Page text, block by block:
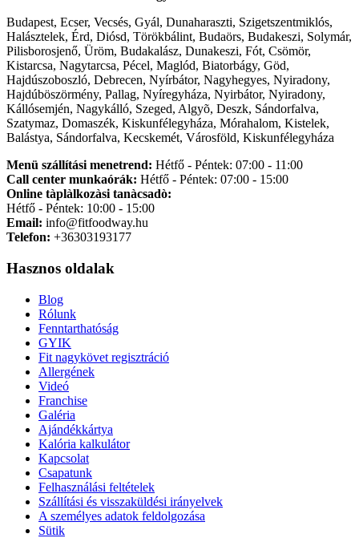
Budapest, Ecser, Vecsés, Gyál, Dunaharaszti, Szigetszentmiklós,
Halásztelek, Érd, Diósd, Törökbálint, Budaörs, Budakeszi, Solymár,
Pilisborosjenő, Üröm, Budakalász, Dunakeszi, Fót, Csömör,
Kistarcsa, Nagytarcsa, Pécel, Maglód, Biatorbágy, Göd,
Hajdúszoboszló, Debrecen, Nyírbátor, Nagyhegyes, Nyiradony,
Hajdúböszörmény, Pallag, Nyíregyháza, Nyirbátor, Nyiradony,
Kállósemjén, Nagykálló, Szeged, Algyõ, Deszk, Sándorfalva,
Szatymaz, Domaszék, Kiskunfélegyháza, Mórahalom, Kistelek,
Balástya, Sándorfalva, Kecskemét, Városföld, Kiskunfélegyháza
Menü szállítási menetrend: Hétfő - Péntek: 07:00 - 11:00
Call center munkaórák: Hétfő - Péntek: 07:00 - 15:00
Online tàplàlkozàsi tanàcsadò:
Hétfő - Péntek: 10:00 - 15:00
Email: info@fitfoodway.hu
Telefon: +36303193177
Hasznos oldalak
Blog
Rólunk
Fenntarthatóság
GYIK
Fit nagykövet regisztráció
Allergének
Videó
Franchise
Galéria
Ajándékkártya
Kalória kalkulátor
Kapcsolat
Csapatunk
Felhasználási feltételek
Szállítási és visszaküldési irányelvek
A személyes adatok feldolgozása
Sütik